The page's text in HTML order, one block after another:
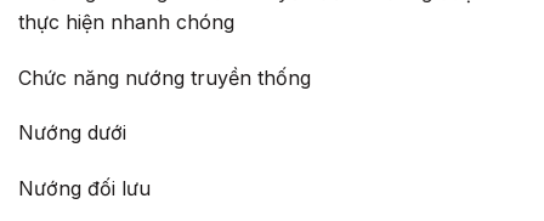
thực hiện nhanh chóng
Chức năng nướng truyền thống
Nướng dưới
Nướng đối lưu